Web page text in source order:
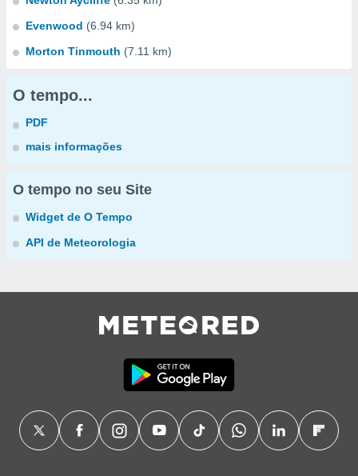
Evenwood (6.94 km)
Morton Tinmouth (7.11 km)
O tempo...
PDF
mais informações
O tempo no seu Site
Widget de O Tempo
API de Meteorologia